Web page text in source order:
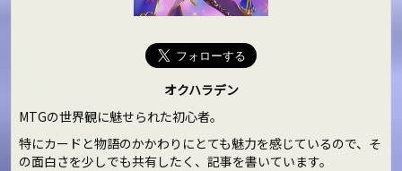
オクハラデン
MTGの世界観に魅せられた初心者。
特にカードと物語のかかわりにとても魅力を感じているので、そ
の面白さを少しでも共有したく、記事を書いています。